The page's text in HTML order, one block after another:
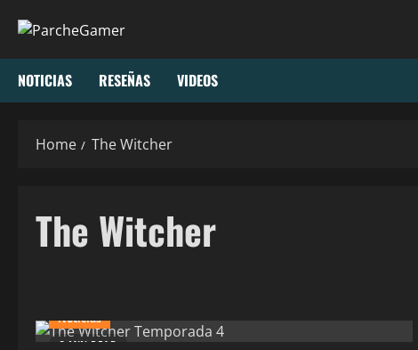
NOTICIAS RESEÑAS VIDEOS
Home The Witcher
The Witcher
3 MIN READ
Noticias